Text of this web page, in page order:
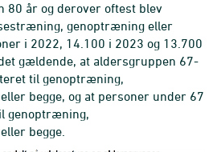
80 år og derover oftest blev
genoptræning eller
i 2022, 14.100 i 2023 og 13.700
gældende, at aldersgruppen 67-
til genoptræning,
begge, og at personer under 67
genoptræning,
begge.